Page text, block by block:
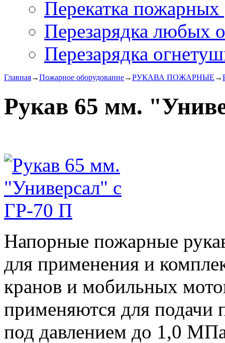
Перекатка пожарных
Перезарядка любых
Перезарядка
Главная→Пожарное оборудование→РУКАВА ПОЖАРНЫЕ →
Рукав 65 мм.
Напорные пожарные
для применения и
кранов и мобильных
применяются для подачи
под давлением до 1,0